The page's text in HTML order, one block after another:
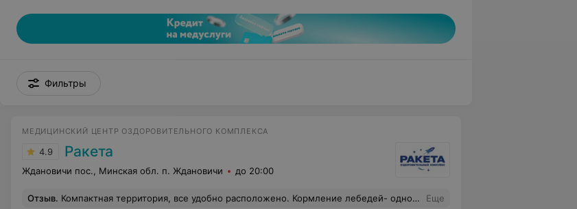
Фильтры
МЕДИЦИНСКИЙ ЦЕНТР ОЗДОРОВИТЕЛЬНОГО КОМПЛЕКСА
4.9 Ракета
Ждановичи пос., Минская обл. п. Ждановичи до 20:00
Отзыв. Компактная территория, все удобно расположено. Кормление лебедей- одно из развлечений) Еще